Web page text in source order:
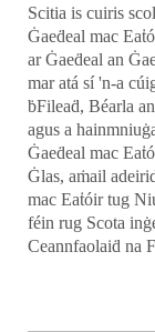
Scitia is cuiris
Ġaeḋeal mac
ar Ġaeḋeal an
mar atá sí 'n-a
ḃFileaḋ, Béarla
agus a
Ġaeḋeal mac
Ġlas, aṁail
mac Eaṫóir tug
féin rug Scota
Ceannfaolaiḋ na